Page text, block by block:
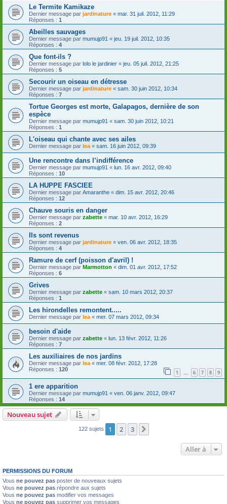
Le Termite Kamikaze
Dernier message par jardinature « mar. 31 juil. 2012, 11:29
Réponses : 1
Abeilles sauvages
Dernier message par mumujp91 « jeu. 19 juil. 2012, 10:35
Réponses : 4
Que font-ils ?
Dernier message par lolo le jardinier « jeu. 05 juil. 2012, 21:25
Réponses : 5
Secourir un oiseau en détresse
Dernier message par jardinature « sam. 30 juin 2012, 10:34
Réponses : 7
Tortue Georges est morte, Galapagos, dernière de son
espèce
Dernier message par mumujp91 « sam. 30 juin 2012, 10:21
Réponses : 1
L'oiseau qui chante avec ses ailes
Dernier message par lea « sam. 16 juin 2012, 09:39
Une rencontre dans l’indifférence
Dernier message par mumujp91 « lun. 16 avr. 2012, 09:40
Réponses : 10
LA HUPPE FASCIEE
Dernier message par Amaranthe « dim. 15 avr. 2012, 20:46
Réponses : 12
Chauve souris en danger
Dernier message par zabette « mar. 10 avr. 2012, 16:29
Réponses : 2
Ils sont revenus
Dernier message par jardinature « ven. 06 avr. 2012, 18:35
Réponses : 4
Ramure de cerf (poisson d'avril) !
Dernier message par Marmotton « dim. 01 avr. 2012, 17:52
Réponses : 6
Grives
Dernier message par zabette « sam. 10 mars 2012, 20:37
Réponses : 1
Les hirondelles remontent.....
Dernier message par lea « mer. 07 mars 2012, 09:34
besoin d'aide
Dernier message par zabette « lun. 13 févr. 2012, 11:26
Réponses : 7
Les auxiliaires de nos jardins
Dernier message par lea « mer. 08 févr. 2012, 17:28
Réponses : 120 1 … 6 7 8 9
1 ere apparition
Dernier message par mumujp91 « ven. 06 janv. 2012, 09:47
Réponses : 14
Nouveau sujet
122 sujets 1 2 3
Aller à
PERMISSIONS DU FORUM
Vous ne pouvez pas poster de nouveaux sujets
Vous ne pouvez pas répondre aux sujets
Vous ne pouvez pas modifier vos messages
Vous ne pouvez pas supprimer vos messages